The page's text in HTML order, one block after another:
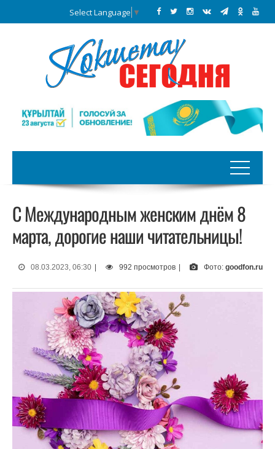
Select Language ▼
С Международным женским днём 8
марта, дорогие наши читательницы!
08.03.2023, 06:30 992 просмотров Фото: goodfon.ru